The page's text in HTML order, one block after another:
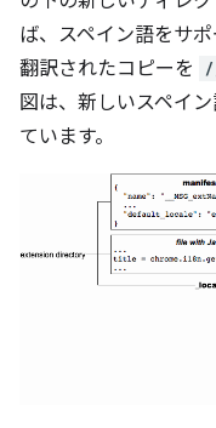
ば、スペイン語をサポ
翻訳されたコピーを
図は、新しいスペイ
ています。